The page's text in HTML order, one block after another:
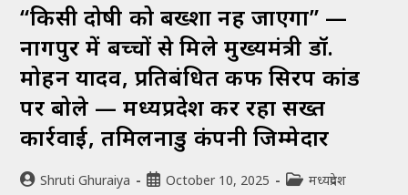
“किसी दोषी को बख्शा नहीं जाएगा” —
नागपुर में बच्चों से मिले मुख्यमंत्री डॉ.
मोहन यादव, प्रतिबंधित कफ सिरप कांड
पर बोले — मध्यप्रदेश कर रहा सख्त
कार्रवाई, तमिलनाडु कंपनी जिम्मेदार
Shruti Ghuraiya October 10, 2025 मध्यप्रदेश